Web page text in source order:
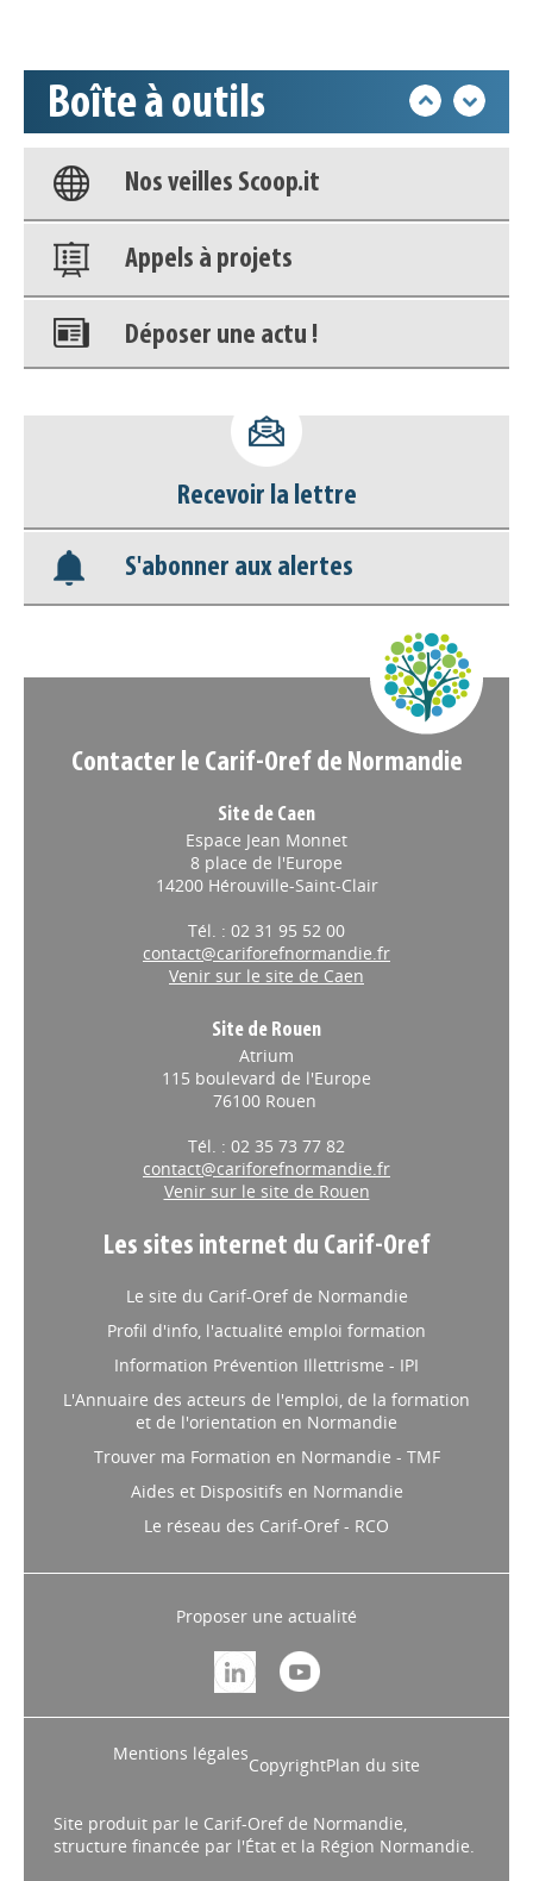
Boîte à outils
Base documentaire
Nos veilles Scoop.it
Appels à projets
Déposer une actu !
déconnecter)
Base documentaire
Nos veilles Scoop.it
Recevoir la lettre
S'abonner aux alertes
Contacter le Carif-Oref de Normandie
Site de Caen
Espace Jean Monnet
8 place de l'Europe
14200 Hérouville-Saint-Clair
Tél. : 02 31 95 52 00
contact@cariforefnormandie.fr
Venir sur le site de Caen
Site de Rouen
Atrium
115 boulevard de l'Europe
76100 Rouen
Tél. : 02 35 73 77 82
contact@cariforefnormandie.fr
Venir sur le site de Rouen
Les sites internet du Carif-Oref
Le site du Carif-Oref de Normandie
Profil d'info, l'actualité emploi formation
Information Prévention Illettrisme - IPI
L'Annuaire des acteurs de l'emploi, de la formation
et de l'orientation en Normandie
Trouver ma Formation en Normandie - TMF
Aides et Dispositifs en Normandie
Le réseau des Carif-Oref - RCO
Proposer une actualité
Mentions légales
CopyrightPlan du site
Site produit par le Carif-Oref de Normandie,
structure financée par l'État et la Région Normandie.